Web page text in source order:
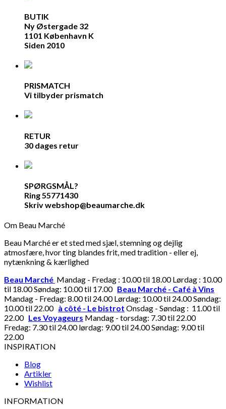
BUTIK
Ny Østergade 32
1101 København K
Siden 2010
PRISMATCH
Vi tilbyder prismatch
RETUR
30 dages retur
SPØRGSMÅL?
Ring 55771430
Skriv webshop@beaumarche.dk
Om Beau Marché
Beau Marché er et sted med sjæl, stemning og dejlig
atmosfære, hvor ting blandes frit, med tradition - eller ej,
nytænkning & kærlighed
Beau Marché Mandag - Fredag : 10.00 til 18.00 Lørdag : 10.00
til 18.00 Søndag: 10.00 til 17.00 Beau Marché - Café à Vins
Mandag - Fredag: 8.00 til 24.00 Lørdag: 10.00 til 24.00 Søndag:
10.00 til 22.00 à côté - Le bistrot Onsdag - Søndag : 11.00 til
22.00 Les Voyageurs Mandag - torsdag: 7.30 til 22.00
Fredag: 7.30 til 24.00 lørdag: 9.00 til 24.00 Søndag: 9.00 til
22.00
INSPIRATION
Blog
Artikler
Wishlist
INFORMATION